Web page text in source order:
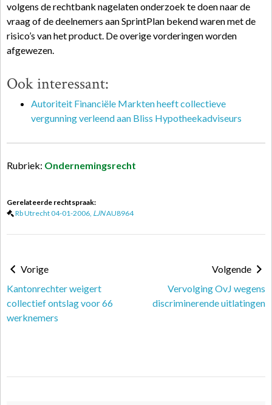
volgens de rechtbank nagelaten onderzoek te doen naar de
vraag of de deelnemers aan SprintPlan bekend waren met de
risico’s van het product. De overige vorderingen worden
afgewezen.
Ook interessant:
Autoriteit Financiële Markten heeft collectieve
vergunning verleend aan Bliss Hypotheekadviseurs
Rubriek: Ondernemingsrecht
Gerelateerde rechtspraak:
Rb Utrecht 04-01-2006, LJNAU8964
Vorige
Kantonrechter weigert
collectief ontslag voor 66
werknemers
Volgende
Vervolging OvJ wegens
discriminerende uitlatingen